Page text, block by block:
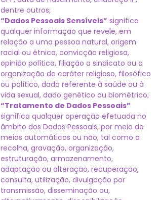
dentre outros;
“Dados Pessoais Sensíveis” significa
qualquer informação que revele, em
relação a uma pessoa natural, origem
racial ou étnica, convicção religiosa,
opinião política, filiação a sindicato ou a
organização de caráter religioso, filosófico
ou político, dado referente à saúde ou à
vida sexual, dado genético ou biométrico;
“Tratamento de Dados Pessoais”
significa qualquer operação efetuada no
âmbito dos Dados Pessoais, por meio de
meios automáticos ou não, tal como a
recolha, gravação, organização,
estruturação, armazenamento,
adaptação ou alteração, recuperação,
consulta, utilização, divulgação por
transmissão, disseminação ou,